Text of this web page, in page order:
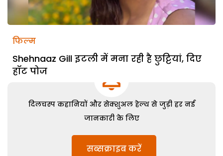
फिल्म
Shehnaaz Gill इटली में मना रही है छुट्टियां, दिए
हॉट पोज
दिलचस्प कहानियों और सेक्शुअल हेल्थ से जुड़ी हर नई
जानकारी के लिए
सब्सक्राइब करें